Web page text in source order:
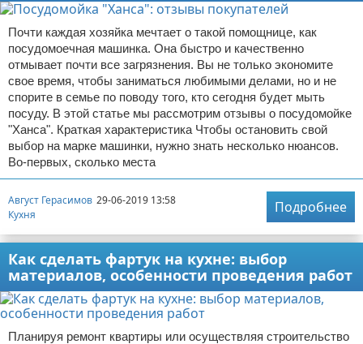
Почти каждая хозяйка мечтает о такой помощнице, как
посудомоечная машинка. Она быстро и качественно
отмывает почти все загрязнения. Вы не только экономите
свое время, чтобы заниматься любимыми делами, но и не
спорите в семье по поводу того, кто сегодня будет мыть
посуду. В этой статье мы рассмотрим отзывы о посудомойке
"Ханса". Краткая характеристика Чтобы остановить свой
выбор на марке машинки, нужно знать несколько нюансов.
Во-первых, сколько места
Август Герасимов 29-06-2019 13:58
Кухня
Подробнее
Как сделать фартук на кухне: выбор
материалов, особенности проведения работ
Планируя ремонт квартиры или осуществляя строительство